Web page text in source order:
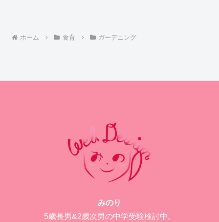
ホーム 食育 ガーデニング
みのり
5歳長男&2歳次男の中学受験検討中。